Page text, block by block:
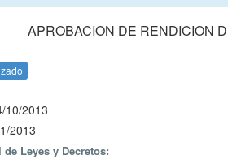
APROBACION DE RENDICION
10/2013
2013
Leyes y Decretos: